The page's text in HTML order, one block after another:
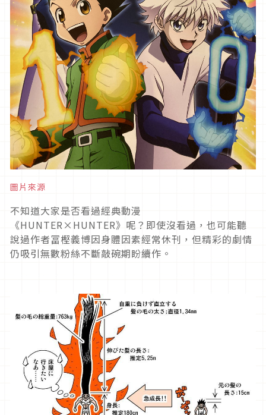
圖片來源
不知道大家是否看過經典動漫
《HUNTER×HUNTER》呢？即使沒看過，也可能聽
說過作者冨樫義博因身體因素經常休刊，但精彩的劇情
仍吸引無數粉絲不斷敲碗期盼續作。